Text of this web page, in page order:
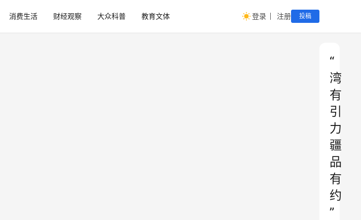
消费生活 财经观察 大众科普 教育文体 登录 注册 投稿
“
湾
有
引
力
疆
品
有
约
”